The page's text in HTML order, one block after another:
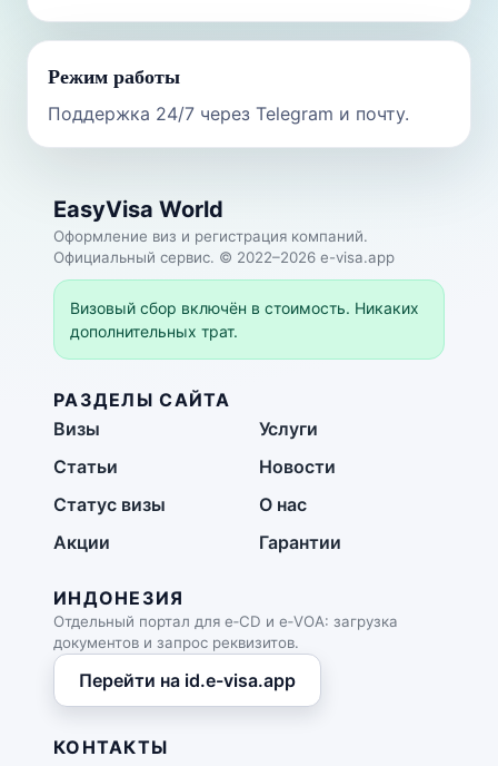
Режим работы
Поддержка 24/7 через Telegram и почту.
EasyVisa World
Оформление виз и регистрация компаний.
Официальный сервис. © 2022–2026 e-visa.app
Визовый сбор включён в стоимость. Никаких
дополнительных трат.
РАЗДЕЛЫ САЙТА
Визы
Услуги
Статьи
Новости
Статус визы
О нас
Акции
Гарантии
ИНДОНЕЗИЯ
Отдельный портал для e‑CD и e‑VOA: загрузка
документов и запрос реквизитов.
Перейти на id.e-visa.app
КОНТАКТЫ